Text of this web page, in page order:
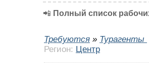
📲 Полный список
Требуются » Турагенты
Регион: Центр